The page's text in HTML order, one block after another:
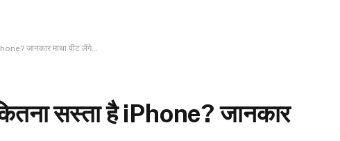
जानकार माथा पीट लेंगे…
सस्ता है iPhone? जानकार